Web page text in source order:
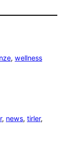
, wellness
, news, tirler